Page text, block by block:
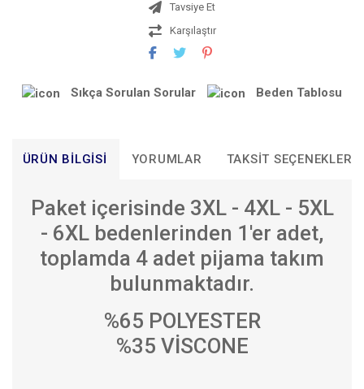
Tavsiye Et
Karşılaştır
Sıkça Sorulan Sorular Beden Tablosu
ÜRÜN BILGISI YORUMLAR TAKSIT SEÇENEKLERI
Paket içerisinde 3XL - 4XL - 5XL
- 6XL bedenlerinden 1'er adet,
toplamda 4 adet pijama takım
bulunmaktadır.
%65 POLYESTER
%35 VİSCONE